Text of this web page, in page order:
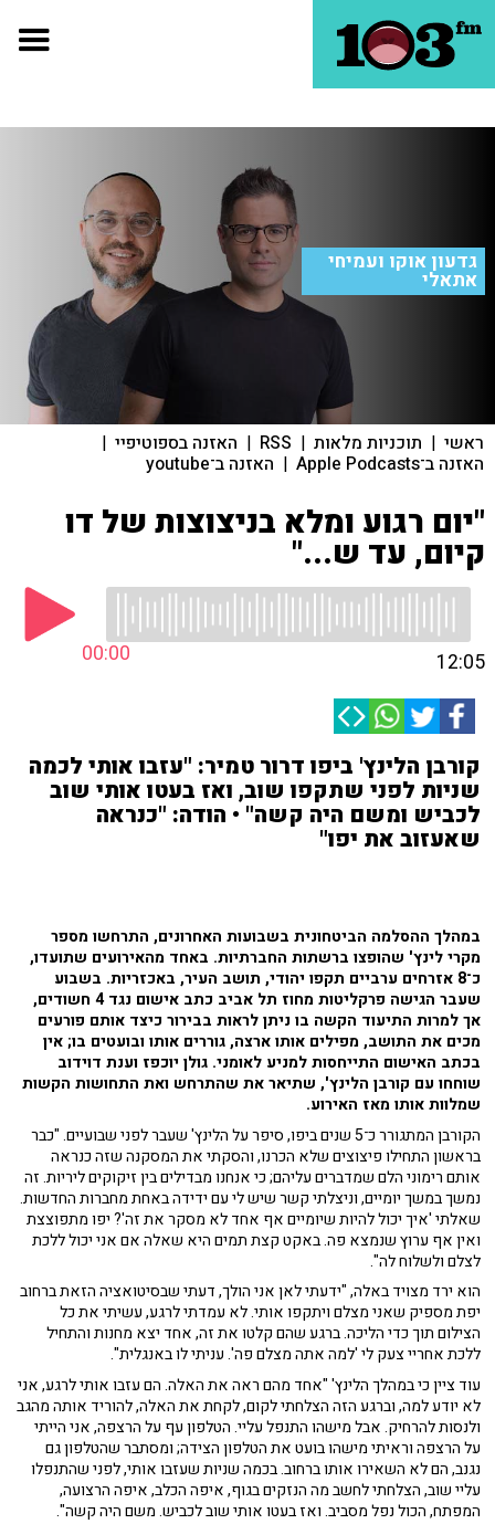
גדעון אוקו ועמיחי
אתאלי
ראשי | תוכניות מלאות |
RSS
| האזנה בספוטיפיי |
האזנה ב־Apple Podcasts | האזנה ב־youtube
"יום רגוע ומלא בניצוצות של דו
קיום, עד ש..."
00:00 12:05
קורבן הלינץ' ביפו דרור טמיר: "עזבו אותי לכמה
שניות לפני שתקפו שוב, ואז בעטו אותי שוב
לכביש ומשם היה קשה" • הודה: "כנראה
שאעזוב את יפו"
במהלך ההסלמה הביטחונית בשבועות האחרונים, התרחשו מספר
מקרי לינץ' שהופצו ברשתות החברתיות. באחד מהאירועים שתועדו,
כ־8 אזרחים ערביים תקפו יהודי, תושב העיר, באכזריות. בשבוע
שעבר הגישה פרקליטות מחוז תל אביב כתב אישום נגד 4 חשודים,
אך למרות התיעוד הקשה בו ניתן לראות בבירור כיצד אותם פורעים
מכים את התושב, מפילים אותו ארצה, גוררים אותו ובועטים בו; אין
בכתב האישום התייחסות למניע לאומני. גולן יוכפז וענת דוידוב
שוחחו עם קורבן הלינץ', שתיאר את שהתרחש ואת התחושות הקשות
שמלוות אותו מאז האירוע.
הקורבן המתגורר כ־5 שנים ביפו, סיפר על הלינץ' שעבר לפני שבועיים. "כבר
בראשון התחילו פיצוצים שלא הכרנו, והסקתי את המסקנה שזה כנראה
אותם רימוני הלם שמדברים עליהם; כי אנחנו מבדילים בין זיקוקים ליריות. זה
נמשך במשך יומיים, וניצלתי קשר שיש לי עם ידידה באחת מחברות החדשות.
שאלתי 'איך יכול להיות שיומיים אף אחד לא מסקר את זה'? יפו מתפוצצת
ואין אף ערוץ שנמצא פה. באקט קצת תמים היא שאלה אם אני יכול ללכת
לצלם ולשלוח לה".
הוא ירד מצויד באלה, "ידעתי לאן אני הולך, דעתי שבסיטואציה הזאת ברחוב
יפת מספיק שאני מצלם ויתקפו אותי. לא עמדתי לרגע, עשיתי את כל
הצילום תוך כדי הליכה. ברגע שהם קלטו את זה, אחד יצא מחנות והתחיל
ללכת אחריי צעק לי 'למה אתה מצלם פה'. עניתי לו באנגלית".
עוד ציין כי במהלך הלינץ' "אחד מהם ראה את האלה. הם עזבו אותי לרגע, אני
לא יודע למה, וברגע הזה הצלחתי לקום, לקחת את האלה, להוריד אותה מהגב
ולנסות להרחיק. אבל מישהו התנפל עליי. הטלפון עף על הרצפה, אני הייתי
על הרצפה וראיתי מישהו בועט את הטלפון הצידה; ומסתבר שהטלפון גם
נגנב, הם לא השאירו אותו ברחוב. בכמה שניות שעזבו אותי, לפני שהתנפלו
עליי שוב, הצלחתי לחשב מה הנזקים בגוף, איפה הכלב, איפה הרצועה,
המפתח, הכול נפל מסביב. ואז בעטו אותי שוב לכביש. משם היה קשה".